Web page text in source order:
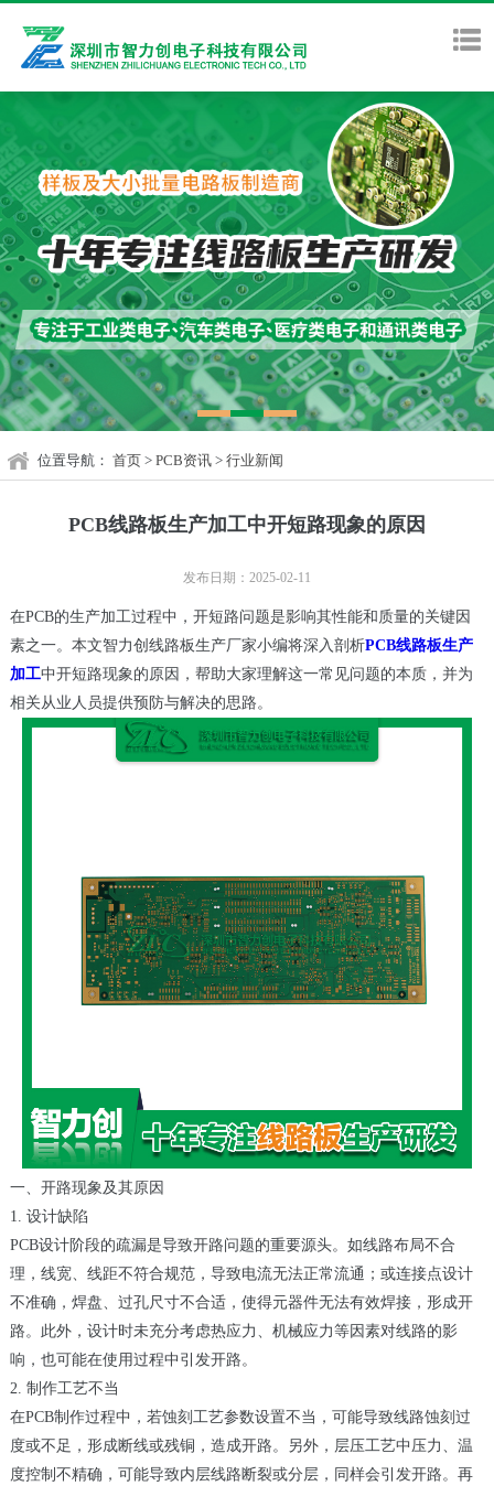
位置导航： 首页 > PCB资讯 > 行业新闻
PCB线路板生产加工中开短路现象的原因
发布日期：2025-02-11
在PCB的生产加工过程中，开短路问题是影响其性能和质量的关键因
素之一。本文智力创线路板生产厂家小编将深入剖析PCB线路板生产
加工中开短路现象的原因，帮助大家理解这一常见问题的本质，并为
相关从业人员提供预防与解决的思路。
一、开路现象及其原因
1. 设计缺陷
PCB设计阶段的疏漏是导致开路问题的重要源头。如线路布局不合
理，线宽、线距不符合规范，导致电流无法正常流通；或连接点设计
不准确，焊盘、过孔尺寸不合适，使得元器件无法有效焊接，形成开
路。此外，设计时未充分考虑热应力、机械应力等因素对线路的影
响，也可能在使用过程中引发开路。
2. 制作工艺不当
在PCB制作过程中，若蚀刻工艺参数设置不当，可能导致线路蚀刻过
度或不足，形成断线或残铜，造成开路。另外，层压工艺中压力、温
度控制不精确，可能导致内层线路断裂或分层，同样会引发开路。再